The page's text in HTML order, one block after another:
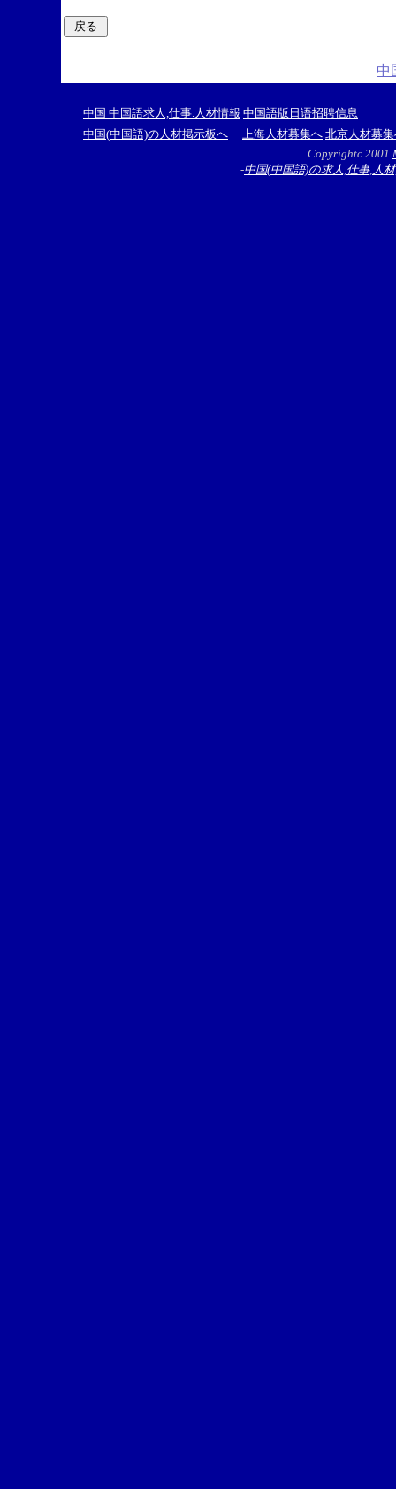
中
中国 中国語求人,仕事.人材情報 中国語版日语招聘信息
中国(中国語)の人材掲示板へ
上海人材募集へ 北京人材募
Copyrightc 2001
-中国(中国語)の求人,仕事,人